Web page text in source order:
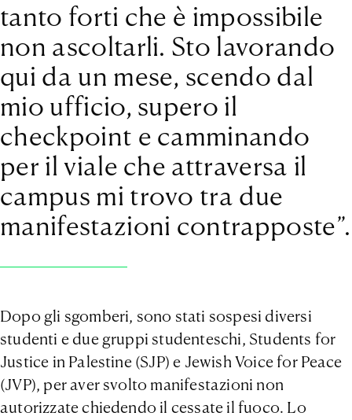
tanto forti che è impossibile
non ascoltarli. Sto lavorando
qui da un mese, scendo dal
mio ufficio, supero il
checkpoint e camminando
per il viale che attraversa il
campus mi trovo tra due
manifestazioni contrapposte”.
Dopo gli sgomberi, sono stati sospesi diversi
studenti e due gruppi studenteschi, Students for
Justice in Palestine (SJP) e Jewish Voice for Peace
(JVP), per aver svolto manifestazioni non
autorizzate chiedendo il cessate il fuoco. Lo